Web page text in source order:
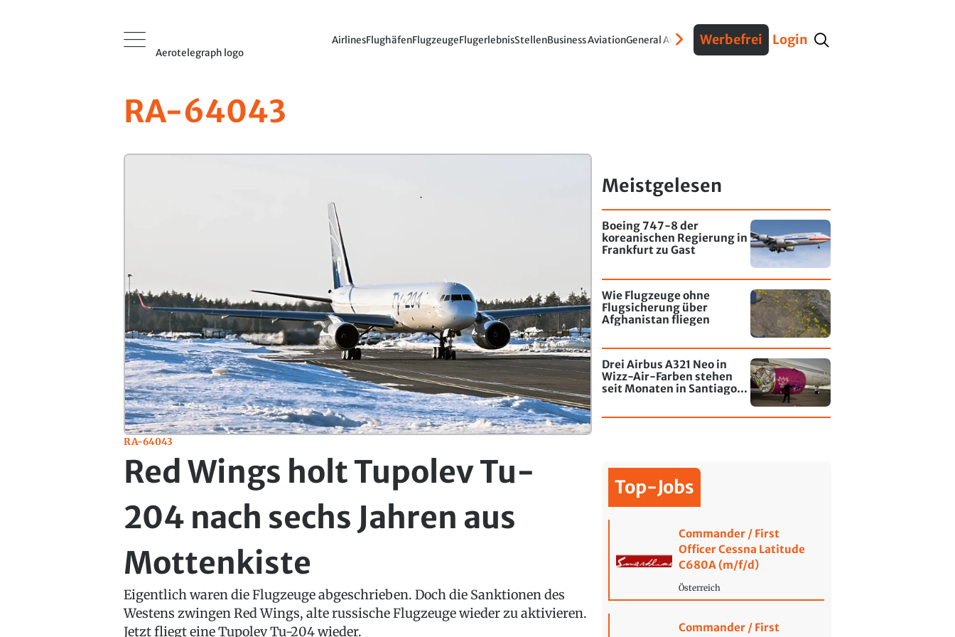
Aerotelegraph logo
AirlinesFlughäfenFlugzeugeFlugerlebnisStellenBusiness AviationGeneral AviationVerteidigungInterviews Fracht
Werbefrei Login
RA-64043
RA-64043
Red Wings holt Tupolev Tu-
204 nach sechs Jahren aus
Mottenkiste
Eigentlich waren die Flugzeuge abgeschrieben. Doch die Sanktionen des
Westens zwingen Red Wings, alte russische Flugzeuge wieder zu aktivieren.
Jetzt fliegt eine Tupolev Tu-204 wieder.
Meistgelesen
Boeing 747-8 der
koreanischen Regierung in
Frankfurt zu Gast
Wie Flugzeuge ohne
Flugsicherung über
Afghanistan fliegen
Drei Airbus A321 Neo in
Wizz-Air-Farben stehen
seit Monaten in Santiago
Top-Jobs
Commander / First
Officer Cessna Latitude
C680A (m/f/d)
Österreich
Commander / First